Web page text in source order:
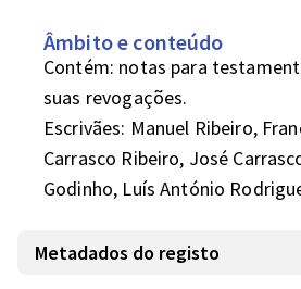
Âmbito e conteúdo
Contém: notas para
suas revogações.
Escrivães: Manuel Ribeiro,
Carrasco Ribeiro, José
Godinho, Luís António
Metadados do registo